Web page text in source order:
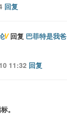
回复
V回复 巴菲特是我爸
11:32 回复
。